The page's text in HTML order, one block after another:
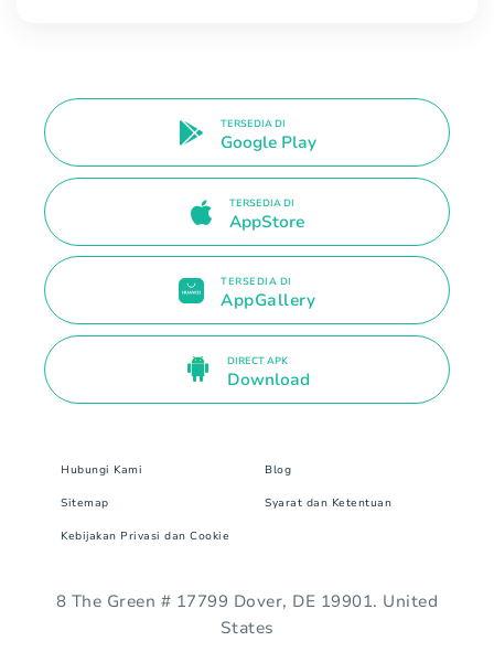
TERSEDIA DI
Google Play
TERSEDIA DI
AppStore
TERSEDIA DI
AppGallery
DIRECT APK
Download
Hubungi Kami Blog
Sitemap Syarat dan Ketentuan
Kebijakan Privasi dan Cookie
8 The Green # 17799 Dover, DE 19901. United
States